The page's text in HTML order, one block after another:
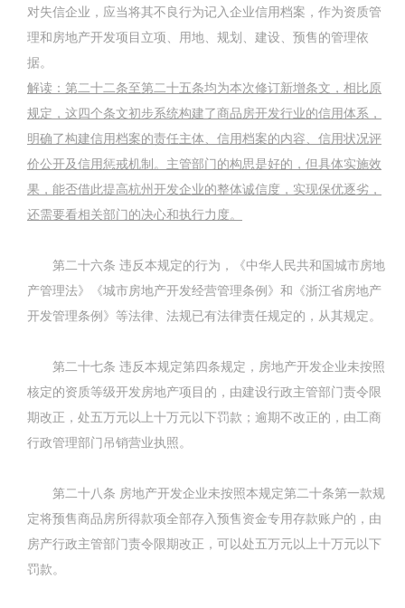
对失信企业，应当将其不良行为记入企业信用档案，作为资质管
理和房地产开发项目立项、用地、规划、建设、预售的管理依
据。
解读：第二十二条至第二十五条均为本次修订新增条文，相比原
规定，这四个条文初步系统构建了商品房开发行业的信用体系，
明确了构建信用档案的责任主体、信用档案的内容、信用状况评
价公开及信用惩戒机制。主管部门的构思是好的，但具体实施效
果，能否借此提高杭州开发企业的整体诚信度，实现保优逐劣，
还需要看相关部门的决心和执行力度。
第二十六条 违反本规定的行为，《中华人民共和国城市房地
产管理法》《城市房地产开发经营管理条例》和《浙江省房地产
开发管理条例》等法律、法规已有法律责任规定的，从其规定。
第二十七条 违反本规定第四条规定，房地产开发企业未按照
核定的资质等级开发房地产项目的，由建设行政主管部门责令限
期改正，处五万元以上十万元以下罚款；逾期不改正的，由工商
行政管理部门吊销营业执照。
第二十八条 房地产开发企业未按照本规定第二十条第一款规
定将预售商品房所得款项全部存入预售资金专用存款账户的，由
房产行政主管部门责令限期改正，可以处五万元以上十万元以下
罚款。